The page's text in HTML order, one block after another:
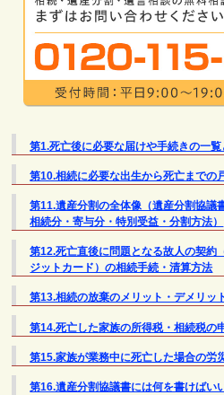
第1.死亡後に必要な届けや手続きの一
第10.相続に必要な出生から死亡までの
第11.遺産分割の全体像（遺産分割協議
相続分・寄与分・特別受益・分割方法）
第12.死亡直後に問題となる故人の契約
ジットカード）の相続手続・清算方法
第13.相続の放棄のメリット・デメリッ
第14.死亡した家族の所得税・相続税の
第15.家族が業務中に死亡した場合の労
第16.遺産分割協議書には何を書けばい